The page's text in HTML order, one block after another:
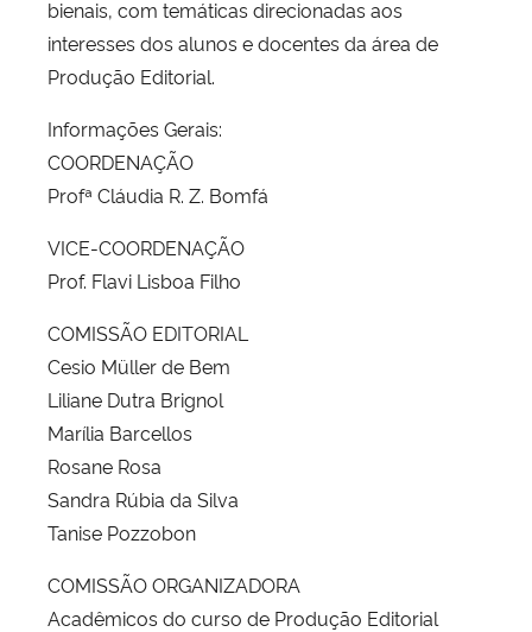
bienais, com temáticas direcionadas aos
interesses dos alunos e docentes da área de
Produção Editorial.
Informações Gerais:
COORDENAÇÃO
Profª Cláudia R. Z. Bomfá
VICE-COORDENAÇÃO
Prof. Flavi Lisboa Filho
COMISSÃO EDITORIAL
Cesio Müller de Bem
Liliane Dutra Brignol
Marília Barcellos
Rosane Rosa
Sandra Rúbia da Silva
Tanise Pozzobon
COMISSÃO ORGANIZADORA
Acadêmicos do curso de Produção Editorial